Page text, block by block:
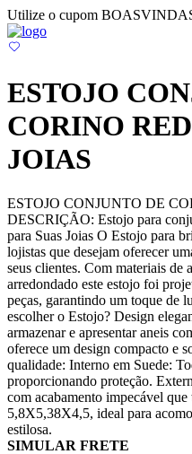
Utilize o cupom
ESTOJO
CORINO
JOIAS
ESTOJO CONJUNTO DE
DESCRIÇÃO: Estojo para
para Suas Joias O Estojo para
lojistas que desejam oferecer
seus clientes. Com materiais de
arredondado este estojo foi
peças, garantindo um toque de
escolher o Estojo? Design
armazenar e apresentar aneis
oferece um design compacto e
qualidade: Interno em Suede:
proporcionando proteção.
com acabamento impecável
5,8X5,38X4,5, ideal para
estilosa.
SIMULAR FRETE